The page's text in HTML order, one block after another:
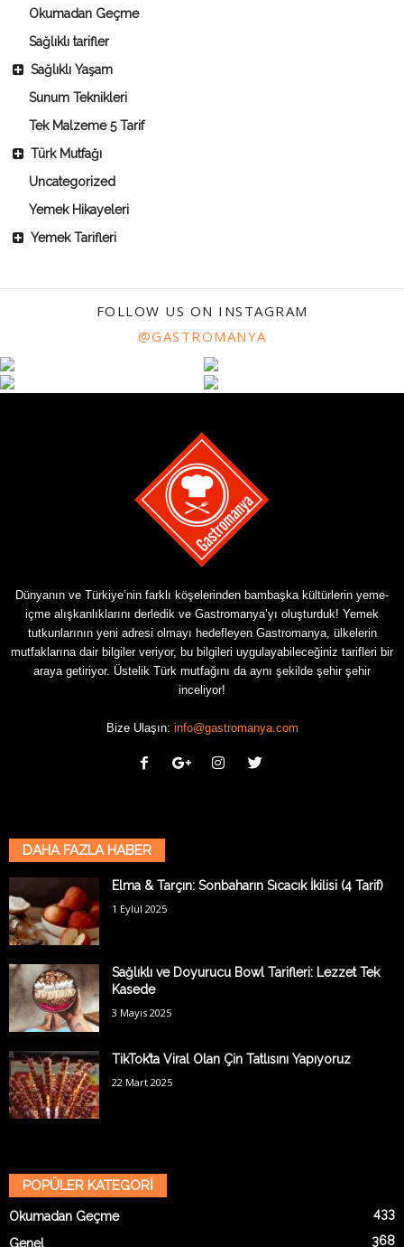
Okumadan Geçme
Sağlıklı tarifler
Sağlıklı Yaşam
Sunum Teknikleri
Tek Malzeme 5 Tarif
Türk Mutfağı
Uncategorized
Yemek Hikayeleri
Yemek Tarifleri
FOLLOW US ON INSTAGRAM
@GASTROMANYA
Dünyanın ve Türkiye’nin farklı köşelerinden bambaşka kültürlerin yeme-
içme alışkanlıklarını derledik ve Gastromanya’yı oluşturduk! Yemek
tutkunlarının yeni adresi olmayı hedefleyen Gastromanya, ülkelerin
mutfaklarına dair bilgiler veriyor, bu bilgileri uygulayabileceğiniz tarifleri bir
araya getiriyor. Üstelik Türk mutfağını da aynı şekilde şehir şehir
inceliyor!
Bize Ulaşın: info@gastromanya.com
DAHA FAZLA HABER
Elma & Tarçın: Sonbaharın Sıcacık İkilisi (4 Tarif)
1 Eylül 2025
Sağlıklı ve Doyurucu Bowl Tarifleri: Lezzet Tek
Kasede
3 Mayıs 2025
TikTok’ta Viral Olan Çin Tatlısını Yapıyoruz
22 Mart 2025
POPÜLER KATEGORİ
Okumadan Geçme 433
Genel 368